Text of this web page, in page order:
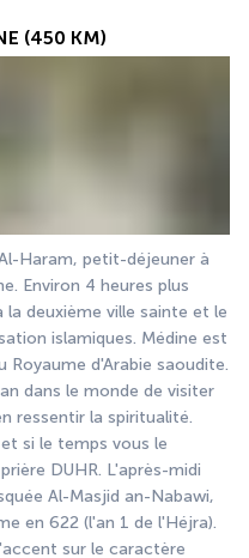
(450 KM)
Haram, petit-déjeuner à
Environ 4 heures plus
la deuxième ville sainte et le
islamiques. Médine est
Royaume d'Arabie saoudite.
dans le monde de visiter
ressentir la spiritualité.
si le temps vous le
DUHR. L'après-midi
Al-Masjid an-Nabawi,
en 622 (l'an 1 de l'Héjra).
sur le caractère